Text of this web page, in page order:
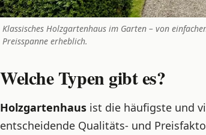
Klassisches Holzgartenhaus im Garten – von
Preisspanne erheblich.
Welche Typen gibt es?
Holzgartenhaus ist die häufigste und
entscheidende Qualitäts- und